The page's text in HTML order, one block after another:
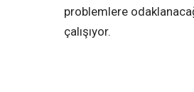
problemlere
çalışıyor.